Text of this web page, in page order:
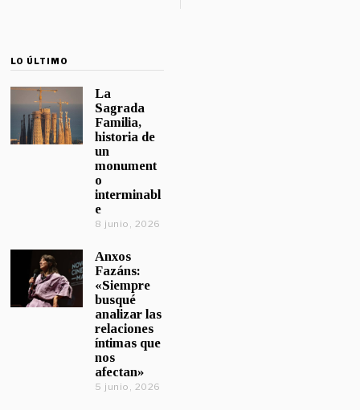
LO ÚLTIMO
La
Sagrada
Familia,
historia de
un
monument
o
interminabl
e
8 junio, 2026
Anxos
Fazáns:
«Siempre
busqué
analizar las
relaciones
íntimas que
nos
afectan»
5 junio, 2026